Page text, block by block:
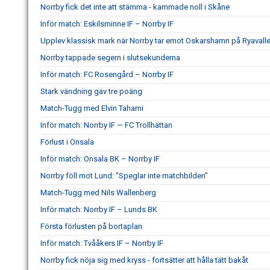
Norrby fick det inte att stämma - kammade noll i Skåne
Inför match: Eskilsminne IF – Norrby IF
Upplev klassisk mark när Norrby tar emot Oskarshamn på
Norrby tappade segern i slutsekunderna
Inför match: FC Rosengård – Norrby IF
Stark vändning gav tre poäng
Match-Tugg med Elvin Tahami
Inför match: Norrby IF — FC Trollhättan
Förlust i Onsala
Inför match: Onsala BK – Norrby IF
Norrby föll mot Lund: "Speglar inte matchbilden"
Match-Tugg med Nils Wallenberg
Inför match: Norrby IF – Lunds BK
Första förlusten på bortaplan
Inför match: Tvååkers IF – Norrby IF
Norrby fick nöja sig med kryss - fortsätter att hålla tätt bakåt